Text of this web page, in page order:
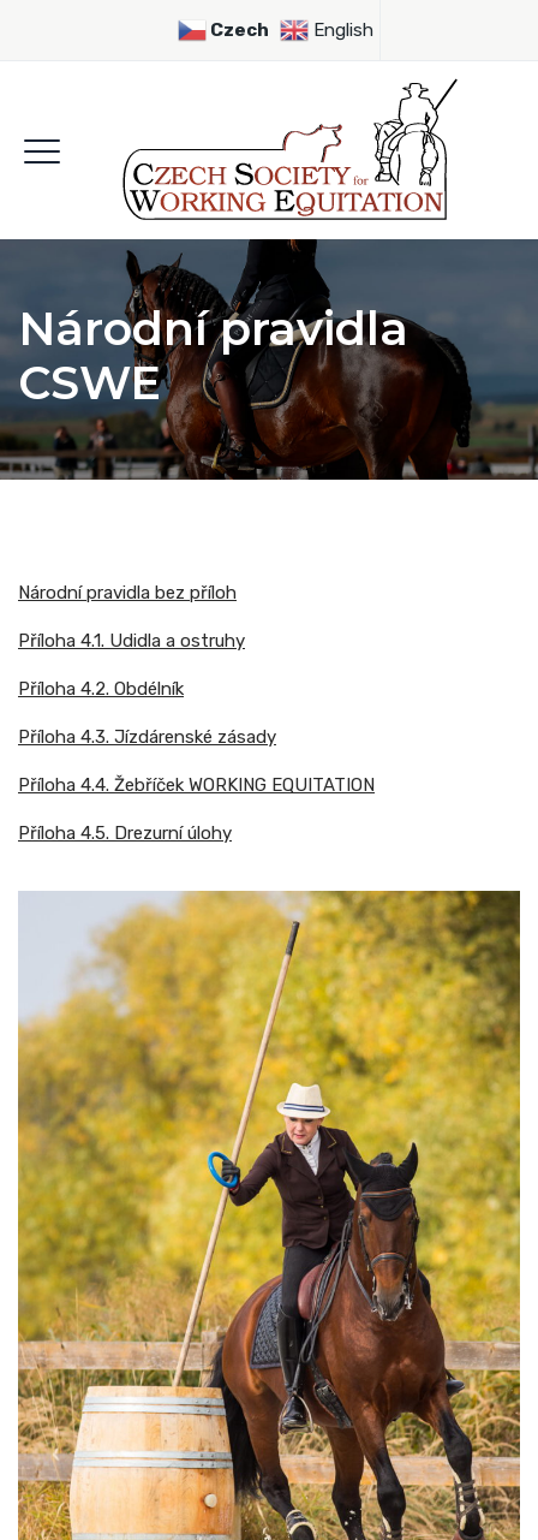
Czech English
Národní pravidla
CSWE
Národní pravidla bez příloh
Příloha 4.1. Udidla a ostruhy
Příloha 4.2. Obdélník
Příloha 4.3. Jízdárenské zásady
Příloha 4.4. Žebříček WORKING EQUITATION
Příloha 4.5. Drezurní úlohy